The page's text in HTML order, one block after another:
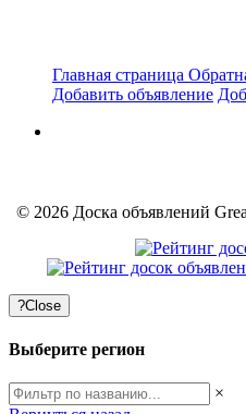
Главная страница
Добавить объявление
© 2026 Доска объявлений
?Close
Выберите регион
×